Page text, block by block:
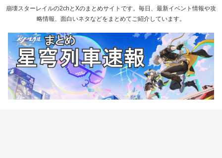
崩壊スターレイルの2chとXのまとめサイトです。毎日、最新イベント情報や攻
略情報、面白いネタなどをまとめてご紹介しています。